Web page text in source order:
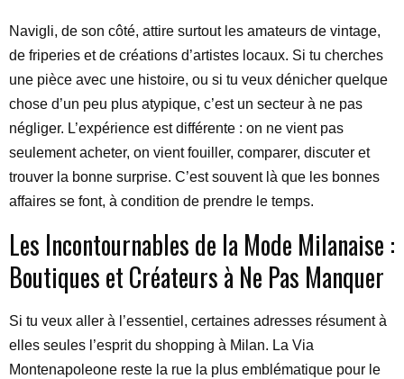
Navigli, de son côté, attire surtout les amateurs de vintage,
de friperies et de créations d’artistes locaux. Si tu cherches
une pièce avec une histoire, ou si tu veux dénicher quelque
chose d’un peu plus atypique, c’est un secteur à ne pas
négliger. L’expérience est différente : on ne vient pas
seulement acheter, on vient fouiller, comparer, discuter et
trouver la bonne surprise. C’est souvent là que les bonnes
affaires se font, à condition de prendre le temps.
Les Incontournables de la Mode Milanaise :
Boutiques et Créateurs à Ne Pas Manquer
Si tu veux aller à l’essentiel, certaines adresses résument à
elles seules l’esprit du shopping à Milan. La Via
Montenapoleone reste la rue la plus emblématique pour le